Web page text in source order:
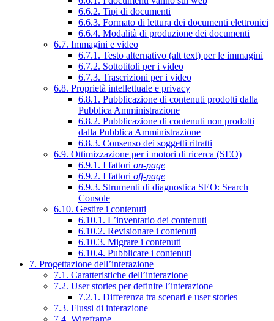
6.6.2. Tipi di documenti
6.6.3. Formato di lettura dei documenti elettronici
6.6.4. Modalità di produzione dei documenti
6.7. Immagini e video
6.7.1. Testo alternativo (alt text) per le immagini
6.7.2. Sottotitoli per i video
6.7.3. Trascrizioni per i video
6.8. Proprietà intellettuale e privacy
6.8.1. Pubblicazione di contenuti prodotti dalla
Pubblica Amministrazione
6.8.2. Pubblicazione di contenuti non prodotti
dalla Pubblica Amministrazione
6.8.3. Consenso dei soggetti ritratti
6.9. Ottimizzazione per i motori di ricerca (SEO)
6.9.1. I fattori on-page
6.9.2. I fattori off-page
6.9.3. Strumenti di diagnostica SEO: Search
Console
6.10. Gestire i contenuti
6.10.1. L’inventario dei contenuti
6.10.2. Revisionare i contenuti
6.10.3. Migrare i contenuti
6.10.4. Pubblicare i contenuti
7. Progettazione dell’interazione
7.1. Caratteristiche dell’interazione
7.2. User stories per definire l’interazione
7.2.1. Differenza tra scenari e user stories
7.3. Flussi di interazione
7.4. Wireframe